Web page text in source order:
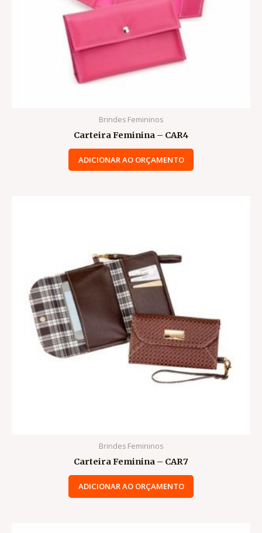
Brindes Femininos
Carteira Feminina – CAR4
ADICIONAR AO ORÇAMENTO
Brindes Femininos
Carteira Feminina – CAR7
ADICIONAR AO ORÇAMENTO